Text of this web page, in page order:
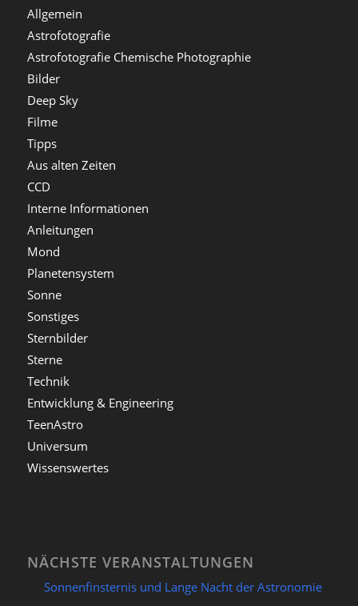
Allgemein
Astrofotografie
Astrofotografie Chemische Photographie
Bilder
Deep Sky
Filme
Tipps
Aus alten Zeiten
CCD
Interne Informationen
Anleitungen
Mond
Planetensystem
Sonne
Sonstiges
Sternbilder
Sterne
Technik
Entwicklung & Engineering
TeenAstro
Universum
Wissenswertes
NÄCHSTE VERANSTALTUNGEN
Sonnenfinsternis und Lange Nacht der Astronomie